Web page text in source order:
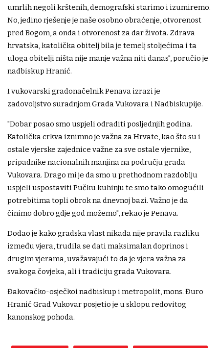
umrlih negoli krštenih, demografski starimo i izumiremo.
No, jedino rješenje je naše osobno obraćenje, otvorenost
pred Bogom, a onda i otvorenost za dar života. Zdrava
hrvatska, katolička obitelj bila je temelj stoljećima i ta
uloga obitelji ništa nije manje važna niti danas", poručio je
nadbiskup Hranić.
I vukovarski gradonačelnik Penava izrazi je
zadovoljstvo suradnjom Grada Vukovara i Nadbiskupije.
"Dobar posao smo uspjeli odraditi posljednjih godina.
Katolička crkva iznimno je važna za Hrvate, kao što su i
ostale vjerske zajednice važne za sve ostale vjernike,
pripadnike nacionalnih manjina na području grada
Vukovara. Drago mi je da smo u prethodnom razdoblju
uspjeli uspostaviti Pučku kuhinju te smo tako omogućili
potrebitima topli obrok na dnevnoj bazi. Važno je da
činimo dobro gdje god možemo", rekao je Penava.
Dodao je kako gradska vlast nikada nije pravila razliku
između vjera, trudila se dati maksimalan doprinos i
drugim vjerama, uvažavajući to da je vjera važna za
svakoga čovjeka, ali i tradiciju grada Vukovara.
Đakovačko-osječkoi nadbiskup i metropolit, mons. Đuro
Hranić Grad Vukovar posjetio je u sklopu redovitog
kanonskog pohoda.